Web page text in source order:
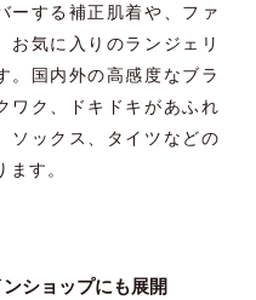
ーする補正肌着や、ファ
お気に入りのランジェリ
。国内外の高感度なブラ
ワク、ドキドキがあふれ
ソックス、タイツなどの
す。
ショップにも展開